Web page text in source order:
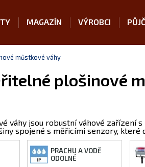
MAGAZÍN VÝROBCI
můstkové váhy
plošinové
váhy jsou robustní váhové zařízení
spojené s měřicími senzory, které
PRACHU A VODĚ
ODOLNÉ